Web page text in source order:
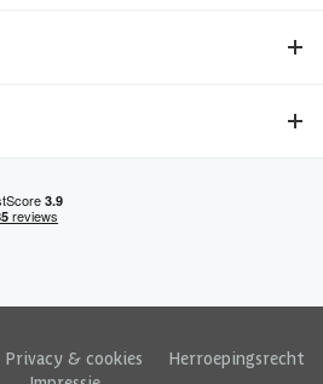
Privacy & cookies
Herroepingsrecht